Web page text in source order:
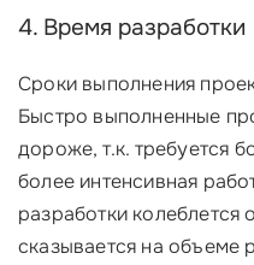
4. Время разработки
Сроки выполнения
Быстро выполненные
дороже, т.к. требуется
более интенсивная
разработки колеблется
сказывается на объеме